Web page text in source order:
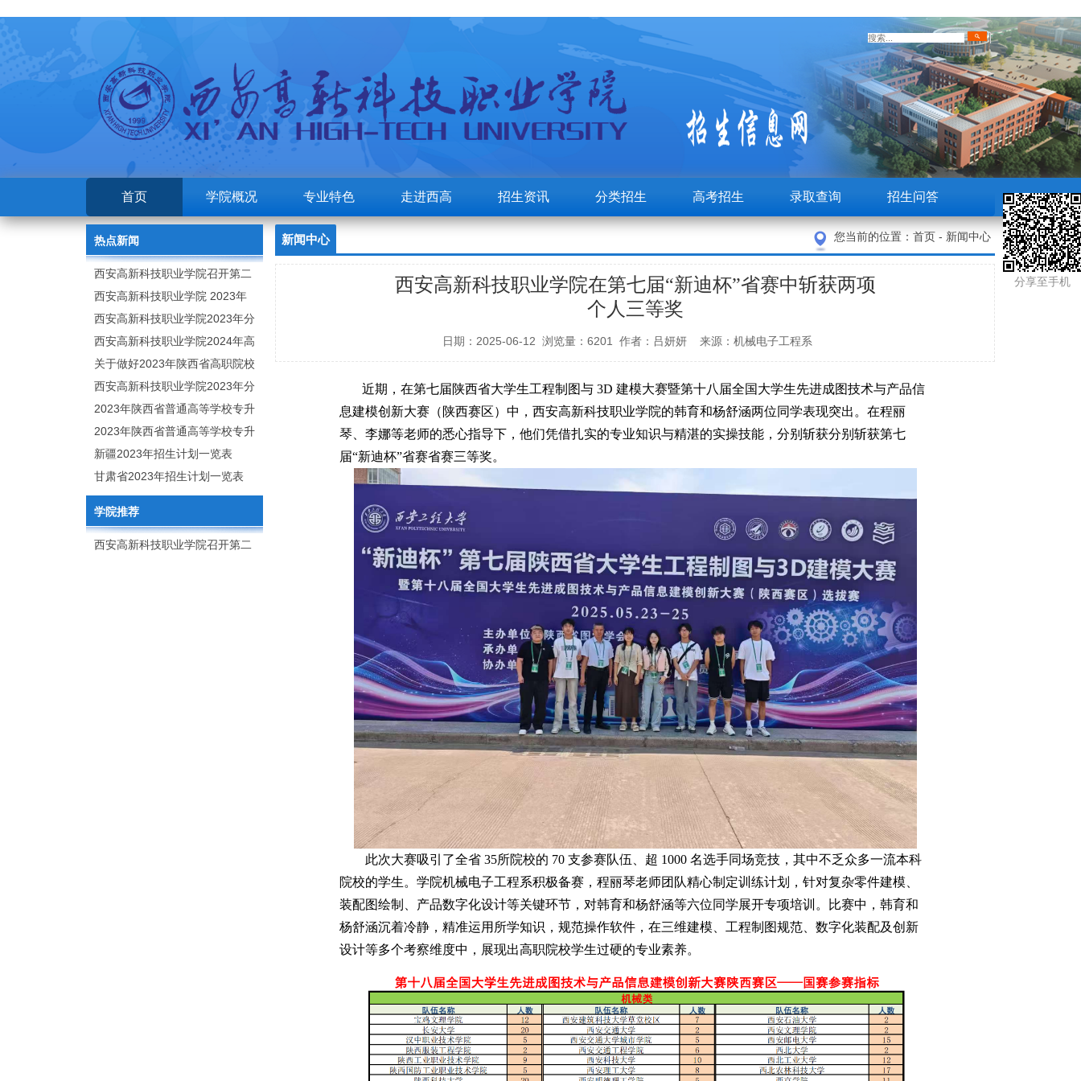
首页 学院概况 专业特色 走进西高 招生资讯 分类招生 高考招生 录取查询 招生问答
热点新闻
西安高新科技职业学院召开第二
次党代会
西安高新科技职业学院 2023年
高职分类考试招生章程
西安高新科技职业学院2023年分
类招生专业及计划
西安高新科技职业学院2024年高
职分类招生章程
关于做好2023年陕西省高职院校
分类考试工作的通知
西安高新科技职业学院2023年分
类考试招生简章
2023年陕西省普通高等学校专升
本招生专业目录
2023年陕西省普通高等学校专升
本招生专业课考核科目
新疆2023年招生计划一览表
甘肃省2023年招生计划一览表
学院推荐
西安高新科技职业学院召开第二
新闻中心 您当前的位置： 首页 - 新闻中心
分享至手机
西安高新科技职业学院在第七届“新迪杯”省赛中斩获两项
个人三等奖
日期：2025-06-12 浏览量：6201 作者：吕妍妍 来源：机械电子工程系
近期，在第七届陕西省大学生工程制图与 3D 建模大赛暨第十八届全国大学生先进成图技术与产品信
息建模创新大赛（陕西赛区）中，西安高新科技职业学院的韩育和杨舒涵两位同学表现突出。在程丽
琴、李娜等老师的悉心指导下，他们凭借扎实的专业知识与精湛的实操技能，分别斩获分别斩获第七
届“新迪杯”省赛省赛三等奖。
此次大赛吸引了全省 35所院校的 70 支参赛队伍、超 1000 名选手同场竞技，其中不乏众多一流本科
院校的学生。学院机械电子工程系积极备赛，程丽琴老师团队精心制定训练计划，针对复杂零件建模、
装配图绘制、产品数字化设计等关键环节，对韩育和杨舒涵等六位同学展开专项培训。比赛中，韩育和
杨舒涵沉着冷静，精准运用所学知识，规范操作软件，在三维建模、工程制图规范、数字化装配及创新
设计等多个考察维度中，展现出高职院校学生过硬的专业素养。